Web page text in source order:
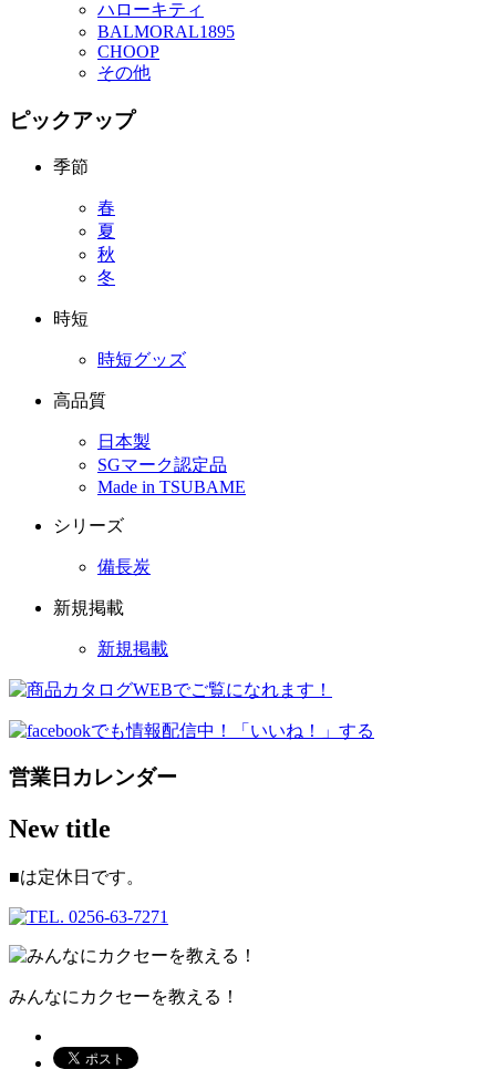
ハローキティ
BALMORAL1895
CHOOP
その他
ピックアップ
季節
春
夏
秋
冬
時短
時短グッズ
高品質
日本製
SGマーク認定品
Made in TSUBAME
シリーズ
備長炭
新規掲載
新規掲載
営業日カレンダー
New title
■は定休日です。
みんなにカクセーを教える！